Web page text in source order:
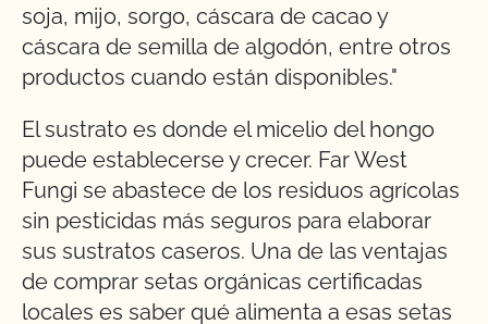
soja, mijo, sorgo, cáscara de cacao y
cáscara de semilla de algodón, entre otros
productos cuando están disponibles."
El sustrato es donde el micelio del hongo
puede establecerse y crecer. Far West
Fungi se abastece de los residuos agrícolas
sin pesticidas más seguros para elaborar
sus sustratos caseros. Una de las ventajas
de comprar setas orgánicas certificadas
locales es saber qué alimenta a esas setas